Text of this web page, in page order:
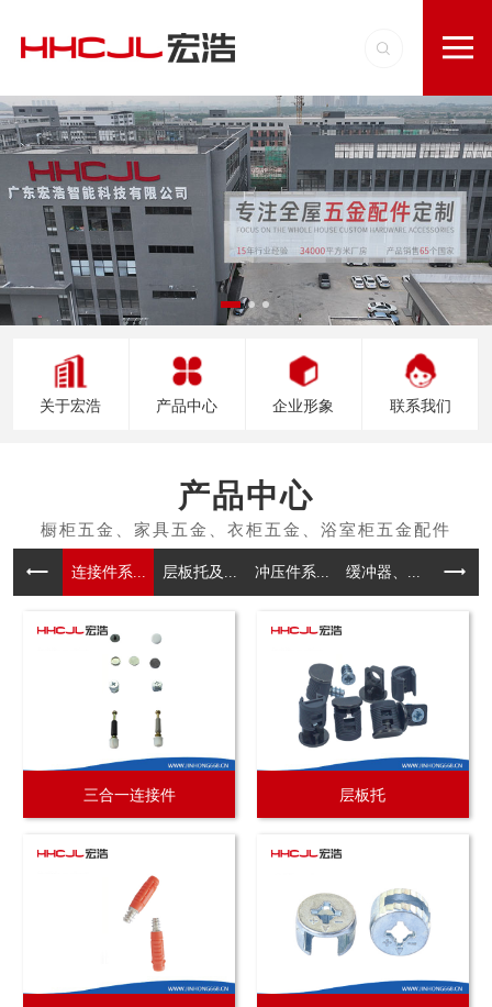
关于宏浩 产品中心 企业形象 联系我们
产品中心
连接件系... 层板托及... 冲压件系... 缓冲器、... 拉手
三合一连接件 层板托